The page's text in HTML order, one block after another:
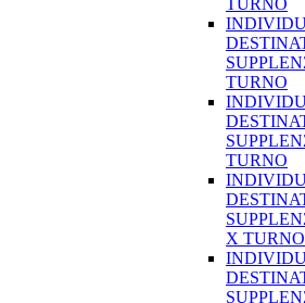
TURNO
TURNO
TURNO
X TURNO